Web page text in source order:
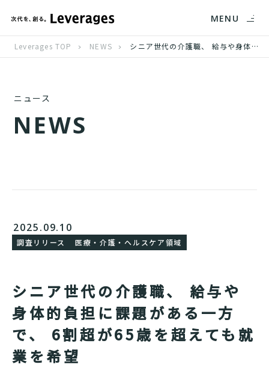
MENU
Leverages TOP NEWS シニア世代の介護職、 給与や身体的負担に課題がある一方で、 6割超が65歳を超えても就業を希望
ニュース
NEWS
2025.09.10
調査リリース 医療・介護・ヘルスケア領域
シニア世代の介護職、 給与や
身体的負担に課題がある一方
で、 6割超が65歳を超えても就
業を希望